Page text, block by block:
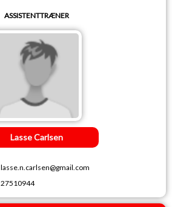
ASSISTENTTRÆNER
Lasse Carlsen
lasse.n.carlsen@gmail.com
27510944